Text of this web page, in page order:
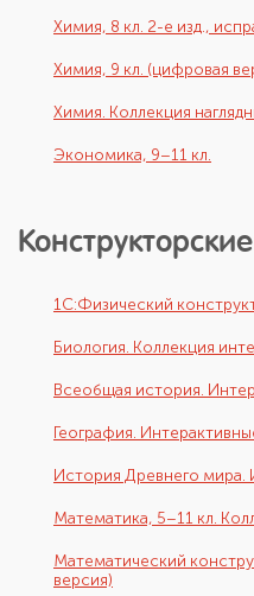
Химия, 8 кл. 2-е изд.,
Химия, 9 кл. (цифровая
Химия. Коллекция
Экономика, 9–11 кл.
1С:Физический
Биология. Коллекция
Всеобщая история.
География.
История Древнего мира.
Математика, 5–11 кл.
Математический
версия)